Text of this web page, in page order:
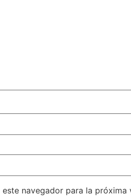
navegador para la próxima